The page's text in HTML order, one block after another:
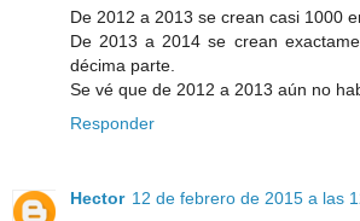
De 2012 a 2013 se crean casi 1000
De 2013 a 2014 se crean
décima parte.
Se vé que de 2012 a 2013 aún no
Responder
Hector 12 de febrero de 2015 a las